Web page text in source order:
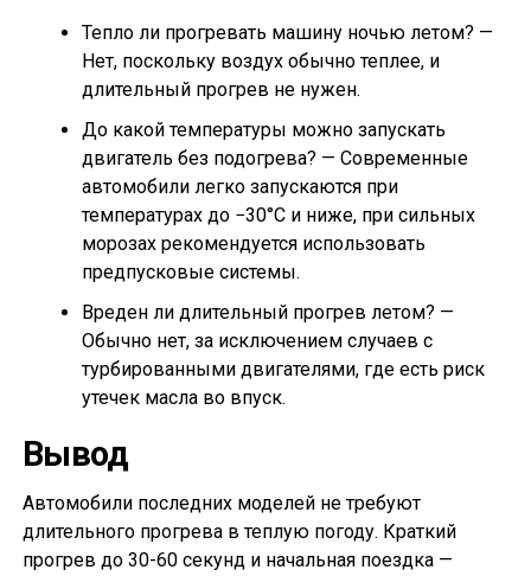
Тепло ли прогревать машину ночью летом? —
Нет, поскольку воздух обычно теплее, и
длительный прогрев не нужен.
До какой температуры можно запускать
двигатель без подогрева? — Современные
автомобили легко запускаются при
температурах до −30°C и ниже, при сильных
морозах рекомендуется использовать
предпусковые системы.
Вреден ли длительный прогрев летом? —
Обычно нет, за исключением случаев с
турбированными двигателями, где есть риск
утечек масла во впуск.
Вывод
Автомобили последних моделей не требуют
длительного прогрева в теплую погоду. Краткий
прогрев до 30-60 секунд и начальная поездка —